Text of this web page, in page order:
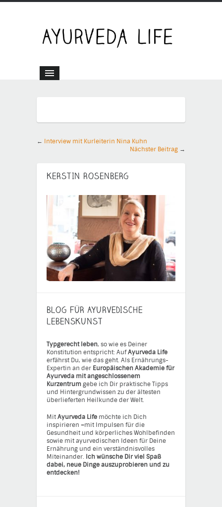
← Interview mit Kurleiterin Nina Kuhn
Nächster Beitrag →
KERSTIN ROSENBERG
BLOG FÜR AYURVEDISCHE
LEBENSKUNST
Typgerecht leben, so wie es Deiner
Konstitution entspricht: AufAyurveda Life
erfährst Du, wie das geht. Als Ernährungs-
Expertin an der Europäischen Akademie für
Ayurveda mit angeschlossenem
Kurzentrumgebe ich Dir praktische Tipps
und Hintergrundwissen zu der ältesten
überlieferten Heilkunde der Welt.
MitAyurveda Life möchte ich Dich
inspirieren –mit Impulsen für die
Gesundheit und körperliches Wohlbefinden
sowie mit ayurvedischen Ideen für Deine
Ernährung und ein verständnisvolles
Miteinander. Ich wünsche Dir viel Spaß
dabei, neue Dinge auszuprobieren und zu
entdecken!